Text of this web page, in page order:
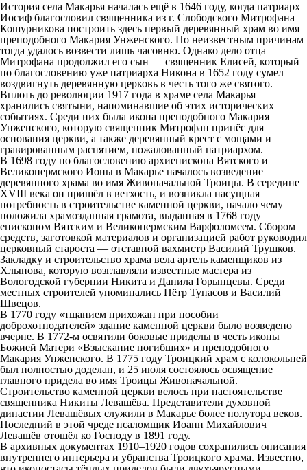
История села Макарья началась ещё в 1646 году, когда патриарх
Иосиф благословил священника из г. Слободского Митрофана
Кошурникова построить здесь первый деревянный храм во имя
преподобного Макария Унженского. По неизвестным причинам
тогда удалось возвести лишь часовню. Однако дело отца
Митрофана продолжил его сын — священник Елисей, который
по благословению уже патриарха Никона в 1652 году сумел
воздвигнуть деревянную церковь в честь того же святого.
Вплоть до революции 1917 года в храме села Макарья
хранились святыни, напоминавшие об этих исторических
событиях. Среди них была икона преподобного Макария
Унженского, которую священник Митрофан принёс для
основания церкви, а также деревянный крест с мощами и
гравированным распятием, пожалованный патриархом.
В 1698 году по благословению архиепископа Вятского и
Великопермского Ионы в Макарье началось возведение
деревянного храма во имя Живоначальной Троицы. В середине
XVIII века он пришёл в ветхость, и возникла насущная
потребность в строительстве каменной церкви, начало чему
положила храмозданная грамота, выданная в 1768 году
епископом Вятским и Великопермским Варфоломеем. Сбором
средств, заготовкой материалов и организацией работ руководил
церковный староста — отставной вахмистр Василий Трушков.
Закладку и строительство храма вела артель каменщиков из
Хлынова, которую возглавляли известные мастера из
Вологодской губернии Никита и Данила Горынцевы. Среди
местных строителей упоминались Пётр Тупасов и Василий
Швецов.
В 1770 году «тщанием прихожан при пособии
доброхотнодателей» здание каменной церкви было возведено
вчерне. В 1772-м освятили боковые приделы в честь иконы
Божией Матери «Взыскание погибших» и преподобного
Макария Унженского. В 1775 году Троицкий храм с колокольней
был полностью доделан, и 25 июля состоялось освящение
главного придела во имя Троицы Живоначальной.
Строительство каменной церкви велось при настоятельстве
священника Никиты Левашёва. Представители духовной
династии Левашёвых служили в Макарье более полутора веков.
Последний в этой чреде псаломщик Иоанн Михайлович
Левашёв отошёл ко Господу в 1891 году.
В архивных документах 1910–1920 годов сохранились описания
внутреннего интерьера и убранства Троицкого храма. Известно,